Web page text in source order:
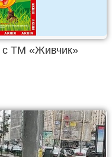
с ТМ «Живчик»